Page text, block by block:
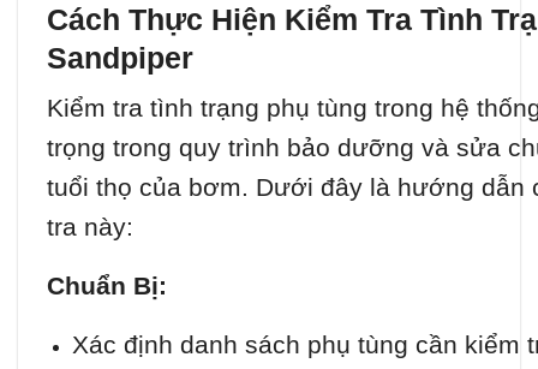
Cách Thực Hiện Kiểm Tra Tình
Sandpiper
Kiểm tra tình trạng phụ tùng trong hệ
trọng trong quy trình bảo dưỡng và sửa
tuổi thọ của bơm. Dưới đây là hướng dẫn
tra này:
Chuẩn Bị:
Xác định danh sách phụ tùng cần kiểm